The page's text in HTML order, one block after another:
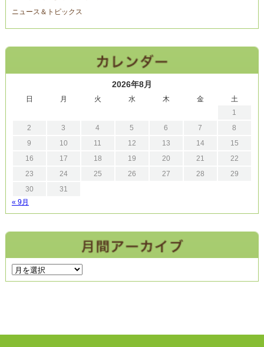
ニュース＆トピックス
2026年8月
日 月 火 水 木 金
土
1
2
3 4 5 6 7
8
9
10 11 12 13 14
15
16
17 18 19 20 21
22
23
24 25 26 27 28
29
30
31
« 9月